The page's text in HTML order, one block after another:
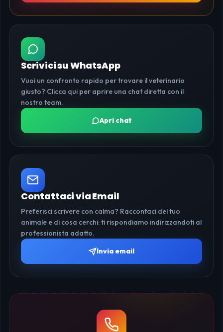
Scrivici su WhatsApp
Vuoi un confronto rapido per trovare il veterinario
giusto? Clicca qui per aprire una chat diretta con il
nostro team.
Apri chat
Contattaci via Email
Preferisci scrivere con calma? Raccontaci del tuo
animale e di cosa cerchi: ti rispondiamo indirizzandoti al
professionista adatto.
Invia email